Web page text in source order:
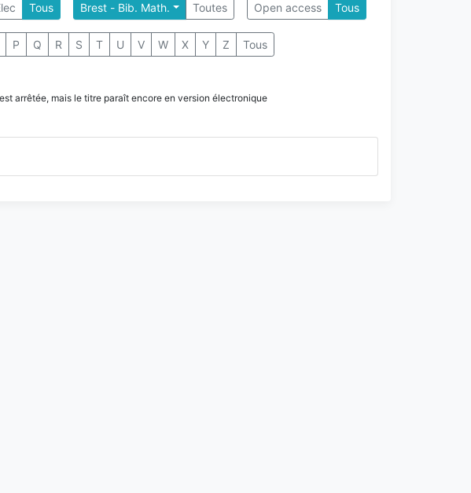
Tous Brest - Bib. Math. Toutes Open access Tous
P Q R S T U V W X Y Z Tous
arrêtée, mais le titre paraît encore en version électronique